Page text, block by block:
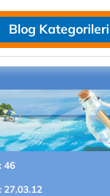
Blog Kategorileri
: 46
: 27.03.12